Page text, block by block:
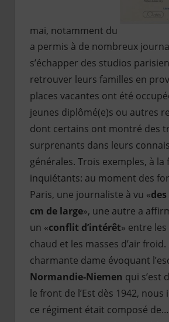
mai, notamment du
a permis à de nombreux
s’échapper des studios
retrouver leurs familles en
places vacantes ont été
jeunes diplômé(e)s ou autres
dont certains ont montré des
surprenants dans leurs
générales. Trois exemples, à la
inquiétants: au moment des
Paris, une journaliste à vu «
cm de large», une autre a
un «conflit d’intérêt» entre les
chaud et les masses d’air froid.
charmante dame évoquant
Normandie-Niemen qui s’est
le front de l’Est dès 1942,
ce régiment était composé de…